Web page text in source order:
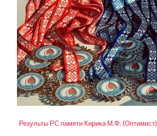
Результы РС памяти Кирика М.Ф. (Оптимист)